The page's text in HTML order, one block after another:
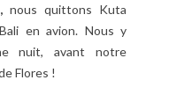
nous quittons Kuta
en avion. Nous y
nuit, avant notre
Flores !